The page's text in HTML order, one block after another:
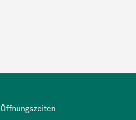
Öffnungszeiten